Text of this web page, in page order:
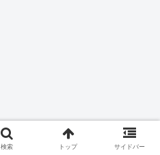
検索 トップ サイドバー